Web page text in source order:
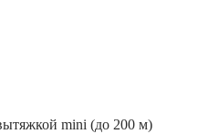
mini (до 200 м)